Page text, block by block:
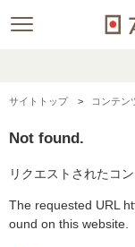
サイトトップ コンテン
Not found.
リクエストされたコ
The requested URL
ound on this website.